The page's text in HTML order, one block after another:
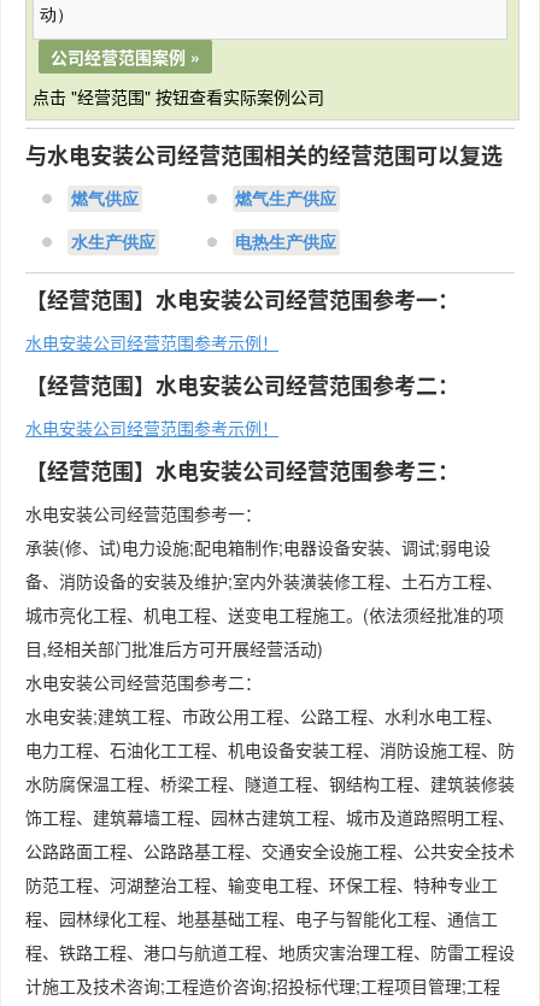
动）
公司经营范围案例 »
点击 "经营范围" 按钮查看实际案例公司
与水电安装公司经营范围相关的经营范围可以复选
燃气供应 燃气生产供应
水生产供应 电热生产供应
【经营范围】水电安装公司经营范围参考一：
水电安装公司经营范围参考示例！
【经营范围】水电安装公司经营范围参考二：
水电安装公司经营范围参考示例！
【经营范围】水电安装公司经营范围参考三：
水电安装公司经营范围参考一：
承装(修、试)电力设施;配电箱制作;电器设备安装、调试;弱电设
备、消防设备的安装及维护;室内外装潢装修工程、土石方工程、
城市亮化工程、机电工程、送变电工程施工。(依法须经批准的项
目,经相关部门批准后方可开展经营活动)
水电安装公司经营范围参考二：
水电安装;建筑工程、市政公用工程、公路工程、水利水电工程、
电力工程、石油化工工程、机电设备安装工程、消防设施工程、防
水防腐保温工程、桥梁工程、隧道工程、钢结构工程、建筑装修装
饰工程、建筑幕墙工程、园林古建筑工程、城市及道路照明工程、
公路路面工程、公路路基工程、交通安全设施工程、公共安全技术
防范工程、河湖整治工程、输变电工程、环保工程、特种专业工
程、园林绿化工程、地基基础工程、电子与智能化工程、通信工
程、铁路工程、港口与航道工程、地质灾害治理工程、防雷工程设
计施工及技术咨询;工程造价咨询;招投标代理;工程项目管理;工程